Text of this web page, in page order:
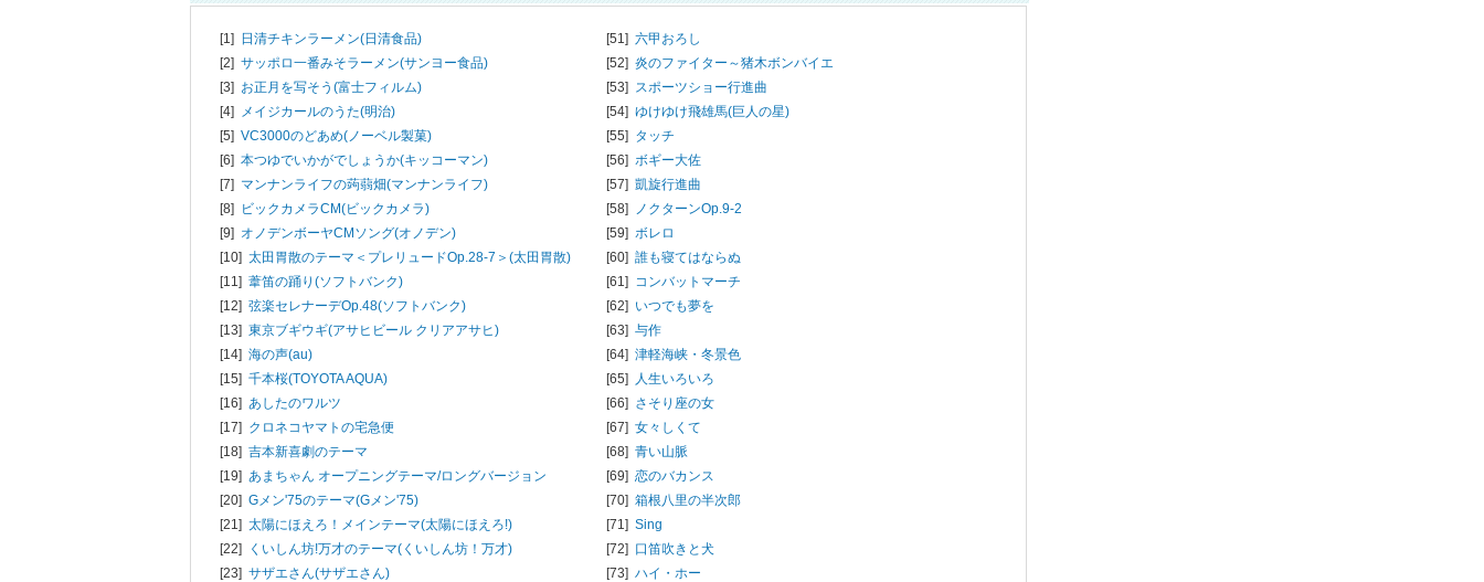
[1] 日清チキンラーメン(日清食品)
[2] サッポロ一番みそラーメン(サンヨー食品)
[3] お正月を写そう(富士フィルム)
[4] メイジカールのうた(明治)
[5] VC3000のどあめ(ノーベル製菓)
[6] 本つゆでいかがでしょうか(キッコーマン)
[7] マンナンライフの蒟蒻畑(マンナンライフ)
[8] ビックカメラCM(ビックカメラ)
[9] オノデンボーヤCMソング(オノデン)
[10] 太田胃散のテーマ＜プレリュードOp.28-7＞(太田胃散)
[11] 葦笛の踊り(ソフトバンク)
[12] 弦楽セレナーデOp.48(ソフトバンク)
[13] 東京ブギウギ(アサヒビール クリアアサヒ)
[14] 海の声(au)
[15] 千本桜(TOYOTA AQUA)
[16] あしたのワルツ
[17] クロネコヤマトの宅急便
[18] 吉本新喜劇のテーマ
[19] あまちゃん オープニングテーマ/ロングバージョン
[20] Gメン'75のテーマ(Gメン'75)
[21] 太陽にほえろ！メインテーマ(太陽にほえろ!)
[22]
くいしん坊!万才のテーマ(くいしん坊！万才)
[23] サザエさん(サザエさん)
[51] 六甲おろし
[52] 炎のファイター～猪木ボンバイエ
[53] スポーツショー行進曲
[54] ゆけゆけ飛雄馬(巨人の星)
[55] タッチ
[56] ボギー大佐
[57] 凱旋行進曲
[58] ノクターンOp.9-2
[59] ボレロ
[60] 誰も寝てはならぬ
[61] コンバットマーチ
[62] いつでも夢を
[63] 与作
[64] 津軽海峡・冬景色
[65] 人生いろいろ
[66] さそり座の女
[67] 女々しくて
[68] 青い山脈
[69] 恋のバカンス
[70] 箱根八里の半次郎
[71] Sing
[72] 口笛吹きと犬
[73] ハイ・ホー